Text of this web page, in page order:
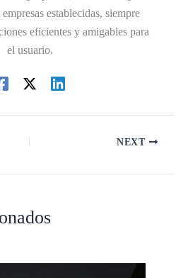
establecidas, siempre
eficientes y amigables para
el usuario.
NEXT